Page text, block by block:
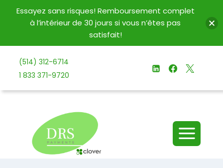
contenu
(514) 312-6714
1 833 371-9720
Essayez sans risques! Remboursement complet
à l’intérieur de 30 jours si vous n’êtes pas
satisfait!